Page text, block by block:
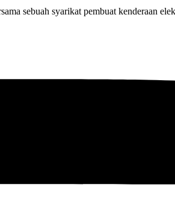
sebuah syarikat pembuat kenderaan